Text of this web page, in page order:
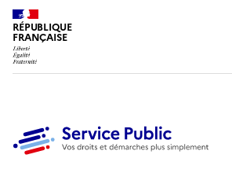
RÉPUBLIQUE
FRANÇAISE